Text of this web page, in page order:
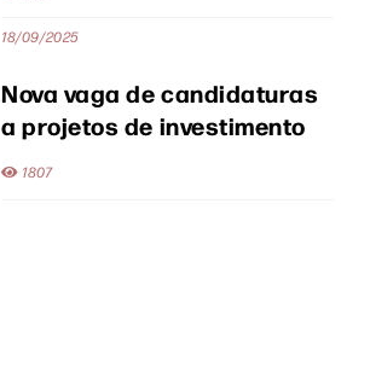
18/09/2025
Nova vaga de candidaturas
a projetos de investimento
1807